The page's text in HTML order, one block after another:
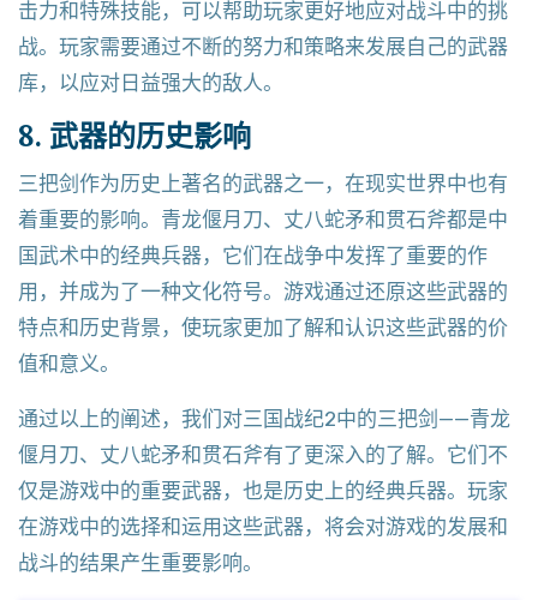
击力和特殊技能，可以帮助玩家更好地应对战斗中的挑
战。玩家需要通过不断的努力和策略来发展自己的武器
库，以应对日益强大的敌人。
8. 武器的历史影响
三把剑作为历史上著名的武器之一，在现实世界中也有
着重要的影响。青龙偃月刀、丈八蛇矛和贯石斧都是中
国武术中的经典兵器，它们在战争中发挥了重要的作
用，并成为了一种文化符号。游戏通过还原这些武器的
特点和历史背景，使玩家更加了解和认识这些武器的价
值和意义。
通过以上的阐述，我们对三国战纪2中的三把剑——青龙
偃月刀、丈八蛇矛和贯石斧有了更深入的了解。它们不
仅是游戏中的重要武器，也是历史上的经典兵器。玩家
在游戏中的选择和运用这些武器，将会对游戏的发展和
战斗的结果产生重要影响。